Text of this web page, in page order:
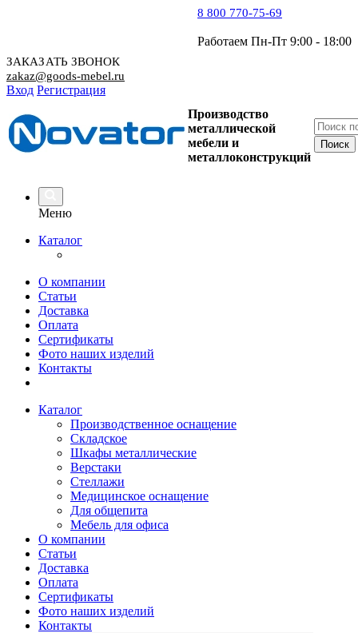
8 800 770-75-69
Работаем Пн-Пт 9:00 - 18:00
ЗАКАЗАТЬ ЗВОНОК
zakaz@goods-mebel.ru
Вход Регистрация
Производство
металлической
мебели и
металлоконструкций
Меню
Каталог
О компании
Статьи
Доставка
Оплата
Сертификаты
Фото наших изделий
Контакты
Каталог
Производственное оснащение
Складское
Шкафы металлические
Верстаки
Стеллажи
Медицинское оснащение
Для общепита
Мебель для офиса
О компании
Статьи
Доставка
Оплата
Сертификаты
Фото наших изделий
Контакты